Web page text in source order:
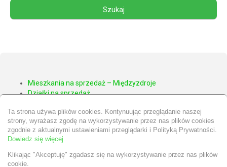
Mieszkania na sprzedaż – Międzyzdroje
Działki na sprzedaż
Domy na sprzedaż – Międzyzdroje
Nieruchomości Wolin
Nieruchomości Kamień Pomorski
Ta strona używa plików cookies. Kontynuując przeglądanie naszej
strony, wyrażasz zgodę na wykorzystywanie przez nas plików cookies
zgodnie z aktualnymi ustawieniami przeglądarki i Polityką Prywatności.
Dowiedz się więcej
Klikając "Akceptuję" zgadasz się na wykorzystywanie przez nas plików
cookie.